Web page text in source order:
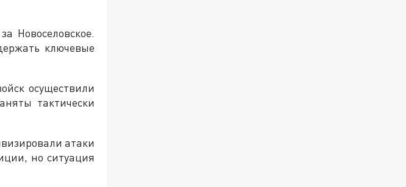
Новоселовское.
ключевые
осуществили
тактически
атаки
но ситуация